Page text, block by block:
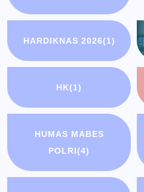
HARDIKNAS 2026(1)
HK(1)
HUMAS MABES
POLRI(4)